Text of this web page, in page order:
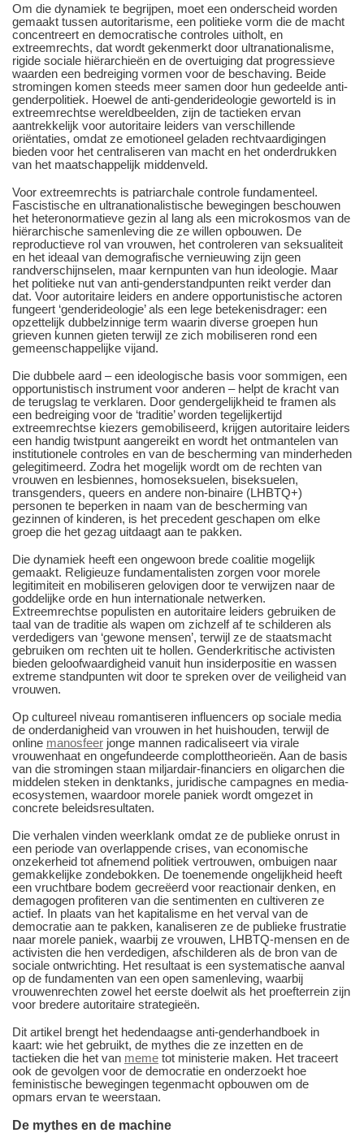
Om die dynamiek te begrijpen, moet een onderscheid worden
gemaakt tussen autoritarisme, een politieke vorm die de macht
concentreert en democratische controles uitholt, en
extreemrechts, dat wordt gekenmerkt door ultranationalisme,
rigide sociale hiërarchieën en de overtuiging dat progressieve
waarden een bedreiging vormen voor de beschaving. Beide
stromingen komen steeds meer samen door hun gedeelde anti-
genderpolitiek. Hoewel de anti-genderideologie geworteld is in
extreemrechtse wereldbeelden, zijn de tactieken ervan
aantrekkelijk voor autoritaire leiders van verschillende
oriëntaties, omdat ze emotioneel geladen rechtvaardigingen
bieden voor het centraliseren van macht en het onderdrukken
van het maatschappelijk middenveld.
Voor extreemrechts is patriarchale controle fundamenteel.
Fascistische en ultranationalistische bewegingen beschouwen
het heteronormatieve gezin al lang als een microkosmos van de
hiërarchische samenleving die ze willen opbouwen. De
reproductieve rol van vrouwen, het controleren van seksualiteit
en het ideaal van demografische vernieuwing zijn geen
randverschijnselen, maar kernpunten van hun ideologie. Maar
het politieke nut van anti-genderstandpunten reikt verder dan
dat. Voor autoritaire leiders en andere opportunistische actoren
fungeert ‘genderideologie’ als een lege betekenisdrager: een
opzettelijk dubbelzinnige term waarin diverse groepen hun
grieven kunnen gieten terwijl ze zich mobiliseren rond een
gemeenschappelijke vijand.
Die dubbele aard – een ideologische basis voor sommigen, een
opportunistisch instrument voor anderen – helpt de kracht van
de terugslag te verklaren. Door gendergelijkheid te framen als
een bedreiging voor de ‘traditie’ worden tegelijkertijd
extreemrechtse kiezers gemobiliseerd, krijgen autoritaire leiders
een handig twistpunt aangereikt en wordt het ontmantelen van
institutionele controles en van de bescherming van minderheden
gelegitimeerd. Zodra het mogelijk wordt om de rechten van
vrouwen en lesbiennes, homoseksuelen, biseksuelen,
transgenders, queers en andere non-binaire (LHBTQ+)
personen te beperken in naam van de bescherming van
gezinnen of kinderen, is het precedent geschapen om elke
groep die het gezag uitdaagt aan te pakken.
Die dynamiek heeft een ongewoon brede coalitie mogelijk
gemaakt. Religieuze fundamentalisten zorgen voor morele
legitimiteit en mobiliseren gelovigen door te verwijzen naar de
goddelijke orde en hun internationale netwerken.
Extreemrechtse populisten en autoritaire leiders gebruiken de
taal van de traditie als wapen om zichzelf af te schilderen als
verdedigers van ‘gewone mensen’, terwijl ze de staatsmacht
gebruiken om rechten uit te hollen. Genderkritische activisten
bieden geloofwaardigheid vanuit hun insiderpositie en wassen
extreme standpunten wit door te spreken over de veiligheid van
vrouwen.
Op cultureel niveau romantiseren influencers op sociale media
de onderdanigheid van vrouwen in het huishouden, terwijl de
online manosfeer jonge mannen radicaliseert via virale
vrouwenhaat en ongefundeerde complottheorieën. Aan de basis
van die stromingen staan miljardair-financiers en oligarchen die
middelen steken in denktanks, juridische campagnes en media-
ecosystemen, waardoor morele paniek wordt omgezet in
concrete beleidsresultaten.
Die verhalen vinden weerklank omdat ze de publieke onrust in
een periode van overlappende crises, van economische
onzekerheid tot afnemend politiek vertrouwen, ombuigen naar
gemakkelijke zondebokken. De toenemende ongelijkheid heeft
een vruchtbare bodem gecreëerd voor reactionair denken, en
demagogen profiteren van die sentimenten en cultiveren ze
actief. In plaats van het kapitalisme en het verval van de
democratie aan te pakken, kanaliseren ze de publieke frustratie
naar morele paniek, waarbij ze vrouwen, LHBTQ-mensen en de
activisten die hen verdedigen, afschilderen als de bron van de
sociale ontwrichting. Het resultaat is een systematische aanval
op de fundamenten van een open samenleving, waarbij
vrouwenrechten zowel het eerste doelwit als het proefterrein zijn
voor bredere autoritaire strategieën.
Dit artikel brengt het hedendaagse anti-genderhandboek in
kaart: wie het gebruikt, de mythes die ze inzetten en de
tactieken die het van meme tot ministerie maken. Het traceert
ook de gevolgen voor de democratie en onderzoekt hoe
feministische bewegingen tegenmacht opbouwen om de
opmars ervan te weerstaan.
De mythes en de machine